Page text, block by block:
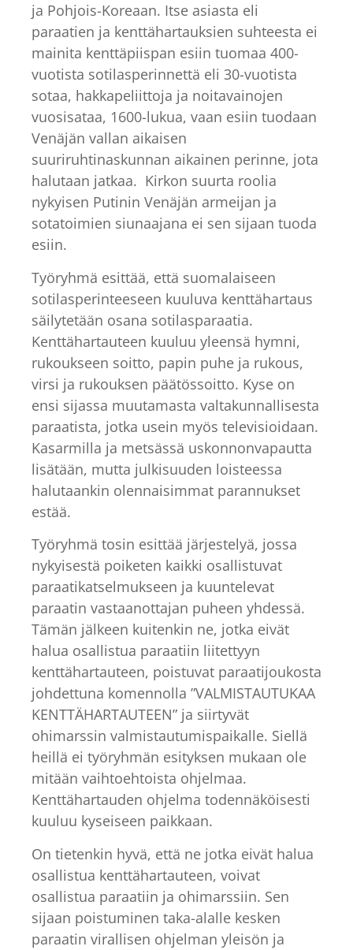
ja Pohjois-Koreaan. Itse asiasta eli
paraatien ja kenttähartauksien suhteesta ei
mainita kenttäpiispan esiin tuomaa 400-
vuotista sotilasperinnettä eli 30-vuotista
sotaa, hakkapeliittoja ja noitavainojen
vuosisataa, 1600-lukua, vaan esiin tuodaan
Venäjän vallan aikaisen
suuriruhtinaskunnan aikainen perinne, jota
halutaan jatkaa. Kirkon suurta roolia
nykyisen Putinin Venäjän armeijan ja
sotatoimien siunaajana ei sen sijaan tuoda
esiin.
Työryhmä esittää, että suomalaiseen
sotilasperinteeseen kuuluva kenttähartaus
säilytetään osana sotilasparaatia.
Kenttähartauteen kuuluu yleensä hymni,
rukoukseen soitto, papin puhe ja rukous,
virsi ja rukouksen päätössoitto. Kyse on
ensi sijassa muutamasta valtakunnallisesta
paraatista, jotka usein myös televisioidaan.
Kasarmilla ja metsässä uskonnonvapautta
lisätään, mutta julkisuuden loisteessa
halutaankin olennaisimmat parannukset
estää.
Työryhmä tosin esittää järjestelyä, jossa
nykyisestä poiketen kaikki osallistuvat
paraatikatselmukseen ja kuuntelevat
paraatin vastaanottajan puheen yhdessä.
Tämän jälkeen kuitenkin ne, jotka eivät
halua osallistua paraatiin liitettyyn
kenttähartauteen, poistuvat paraatijoukosta
johdettuna komennolla ”VALMISTAUTUKAA
KENTTÄHARTAUTEEN” ja siirtyvät
ohimarssin valmistautumispaikalle. Siellä
heillä ei työryhmän esityksen mukaan ole
mitään vaihtoehtoista ohjelmaa.
Kenttähartauden ohjelma todennäköisesti
kuuluu kyseiseen paikkaan.
On tietenkin hyvä, että ne jotka eivät halua
osallistua kenttähartauteen, voivat
osallistua paraatiin ja ohimarssiin. Sen
sijaan poistuminen taka-alalle kesken
paraatin virallisen ohjelman yleisön ja